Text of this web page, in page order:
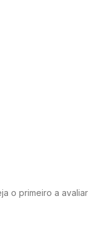
o primeiro a